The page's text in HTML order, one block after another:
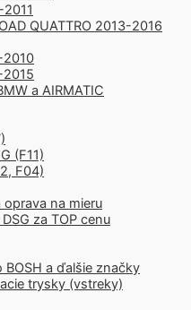
QUATTRO 2013-2016
2010
a AIRMATIC
(F11)
F04)
na mieru
za TOP cenu
a ďalšie značky
trysky (vstreky)